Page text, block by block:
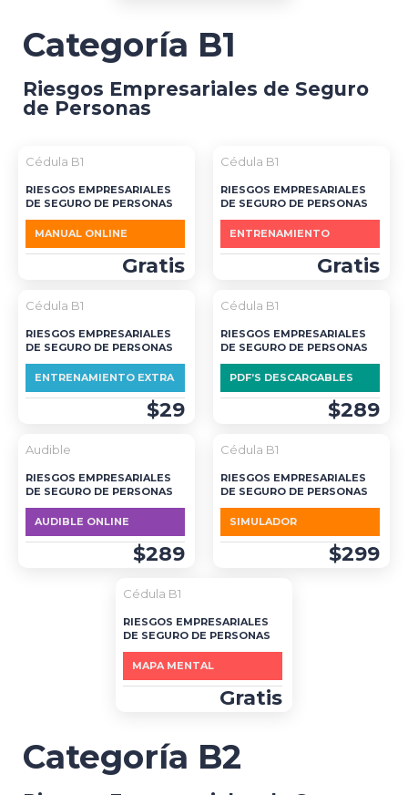
Categoría B1
Riesgos Empresariales de Seguro
de Personas
Cédula B1
RIESGOS EMPRESARIALES
DE SEGURO DE PERSONAS
MANUAL ONLINE
Gratis
Cédula B1
RIESGOS EMPRESARIALES
DE SEGURO DE PERSONAS
ENTRENAMIENTO
Gratis
Cédula B1
RIESGOS EMPRESARIALES
DE SEGURO DE PERSONAS
ENTRENAMIENTO EXTRA
$29
Cédula B1
RIESGOS EMPRESARIALES
DE SEGURO DE PERSONAS
PDF’S DESCARGABLES
$289
DESTACADO
Audible
RIESGOS EMPRESARIALES
DE SEGURO DE PERSONAS
AUDIBLE ONLINE
$289
Cédula B1
RIESGOS EMPRESARIALES
DE SEGURO DE PERSONAS
SIMULADOR
$299
Cédula B1
RIESGOS EMPRESARIALES
DE SEGURO DE PERSONAS
MAPA MENTAL
Gratis
Categoría B2